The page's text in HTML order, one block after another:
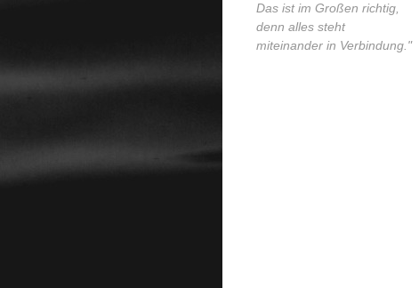
Das ist im Großen richtig,
denn alles steht
miteinander in Verbindung."